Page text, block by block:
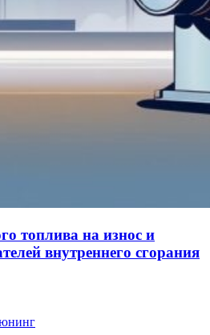
топлива на износ и
внутреннего сгорания